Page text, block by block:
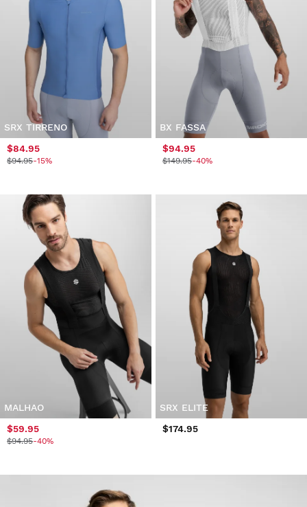
SRX TIRRENO
$84.95
$94.95-15%
BX FASSA
$94.95
$149.95-40%
MALHAO
$59.95
$94.95-40%
SRX ELITE
$174.95